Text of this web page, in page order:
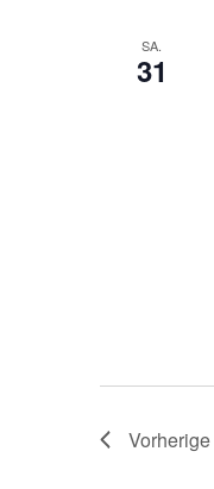
SA.
31
Vorherige